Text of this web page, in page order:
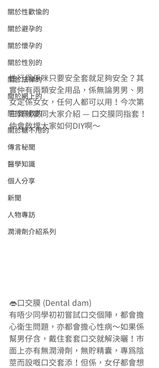
關於性歡愉的
關於避孕的
關於懷孕的
關於性別的
關於法律的
關於網上的
關於宗教的
關於糖不甩的
傳言秘聞
醫學知識
個人分享
新聞
人物專訪
潤滑劑介紹系列
性行為係咪只要安全套就足夠安全？其
實仲有兩類安全用品，係無論男男、男
女定係女女，任何人都可以用！今次第
三寶就要同大家介紹 — 口交膜同指套！
仲會教埋大家如何DIY啊～
👄口交膜 (Dental dam)
有唔少同學初初嘗試口交個陣，都會擔
心衛生問題，亦都會擔心性病～如果係
幫男仔含，戴住套套口交就解決曬！市
面上亦有無潤滑劑，無貯精囊，專為陰
莖而設嘅口交套添！但係，女仔都會想